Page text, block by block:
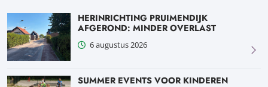
HERINRICHTING PRUIMENDIJK
AFGEROND: MINDER OVERLAST
6 augustus 2026
SUMMER EVENTS VOOR KINDEREN